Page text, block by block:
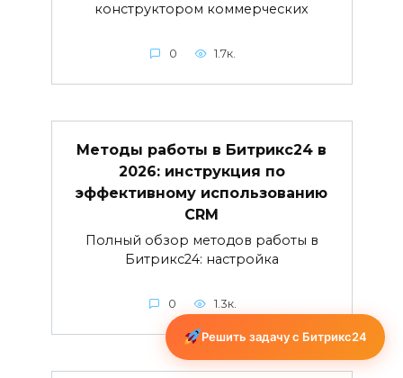
конструктором коммерческих
0 1.7к.
Методы работы в Битрикс24 в
2026: инструкция по
эффективному использованию
CRM
Полный обзор методов работы в
Битрикс24: настройка
0 1.3к.
Решить задачу с Битрикс24